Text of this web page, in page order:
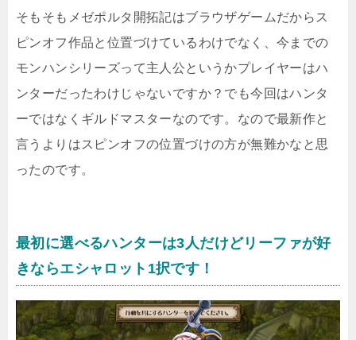
そもそもメゼポルタ開拓記はブラウザゲームだからス
ピンオフ作品と位置づけているわけでなく、今までの
モンハンシリーズって主人公というかプレイヤーはハ
ンターだったわけじゃないですか？でも今回はハンタ
ーではなくギルドマスターなのです。なので最新作と
言うよりはスピンオフの位置づけの方が無難かなと思
ったのです。
最初に選べるハンターは3人だけどリーファが好
きならエシャロット1択です！